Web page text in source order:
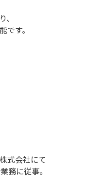
です。
式会社にて
務に従事。